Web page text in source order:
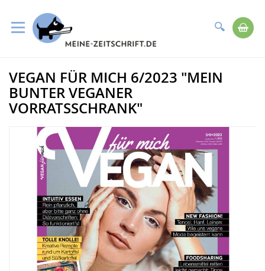
Suche
zum
Inhalt
Zum
Ende
der
Bildergalerie
VEGAN FÜR MICH 6/2023 "MEIN
BUNTER VEGANER
VORRATSSCHRANK"